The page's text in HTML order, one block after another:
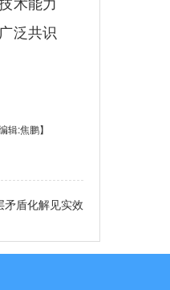
泛共识
辑:焦鹏】
矛盾化解见实效